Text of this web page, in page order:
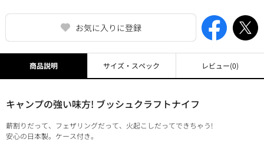
お気に入りに登録
商品説明
キャンプの強い味方! ブッシュクラフトナイフ
薪割りだって、フェザリングだって、火起こしだってできちゃう!
安心の日本製。ケース付き。
サイズ・スペック レビュー(0)